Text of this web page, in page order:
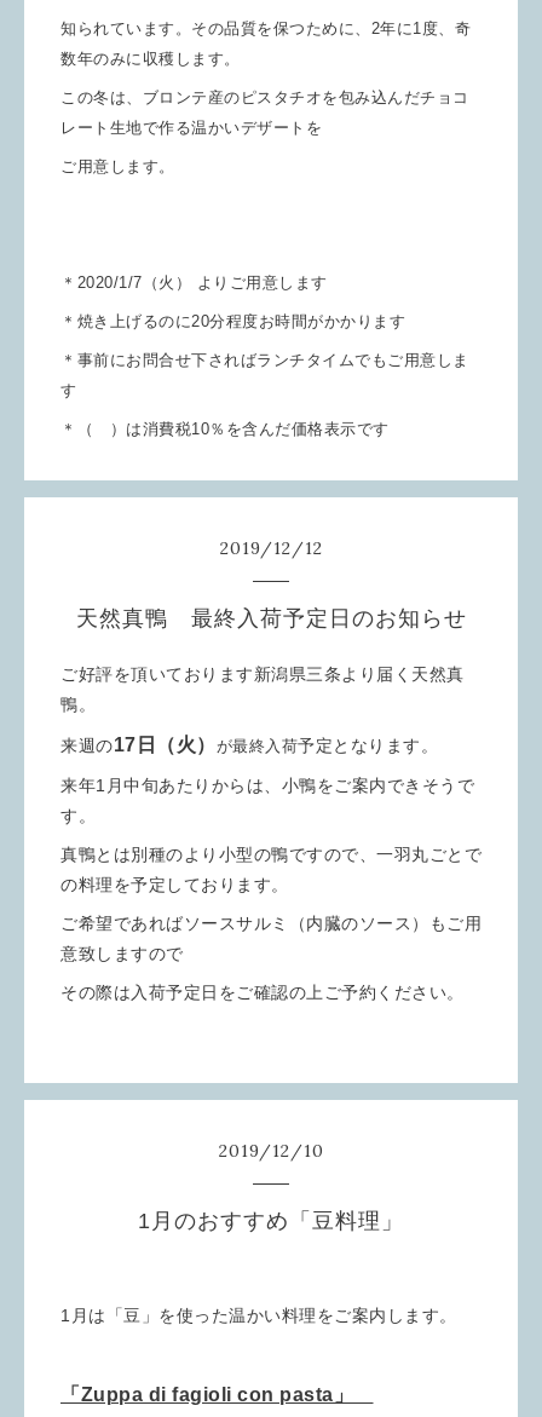
知られています。 その品質を保つために、2年に1度、 奇
数年のみに収穫します。
この冬は、ブロンテ産のピスタチオを包み込んだチョコ
レート生地で作る温かいデザートを
ご用意します。
＊2020/1/7（火） よりご用意します
＊焼き上げるのに20分程度お時間がかかります
＊事前にお問合せ下さればランチタイムでもご用意しま
す
＊（ ）は消費税10％を含んだ価格表示です
2019/12/12
天然真鴨 最終入荷予定日のお知らせ
ご好評を頂いております新潟県三条より届く天然真
鴨。
来週の17日（火） が最終入荷予定となります。
来年1月中旬あたりからは、小鴨をご案内できそうで
す。
真鴨とは別種のより小型の鴨ですので、一羽丸ごとで
の料理を予定しております。
ご希望であればソースサルミ（内臓のソース）もご用
意致しますので
その際は入荷予定日をご確認の上ご予約ください。
2019/12/10
1月のおすすめ「豆料理」
1月は「豆」を使った温かい料理をご案内します。
「Zuppa di fagioli con pasta」